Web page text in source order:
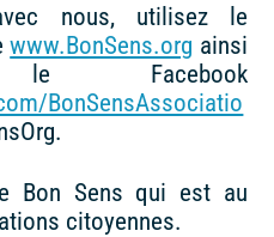
nous, utilisez le
www.BonSens.org ainsi
Facebook
BonSensAssociatio
Bon Sens qui est au
citoyennes.